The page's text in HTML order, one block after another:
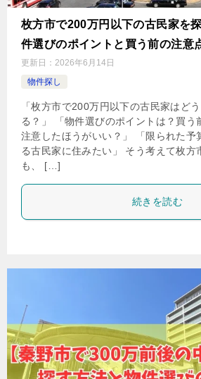
枚方市で200万円以下の古民家を
件選びのポイントと買う前の注意
更新日： 2026年6月14日
物件探し
「枚方市で200万円以下の古民家はど
る？」 「物件選びのポイントは？買う
注意したほうがいい？」 「限られた予
る古民家に住みたい」 そう考えて枚方
も、 […]
続きを読む